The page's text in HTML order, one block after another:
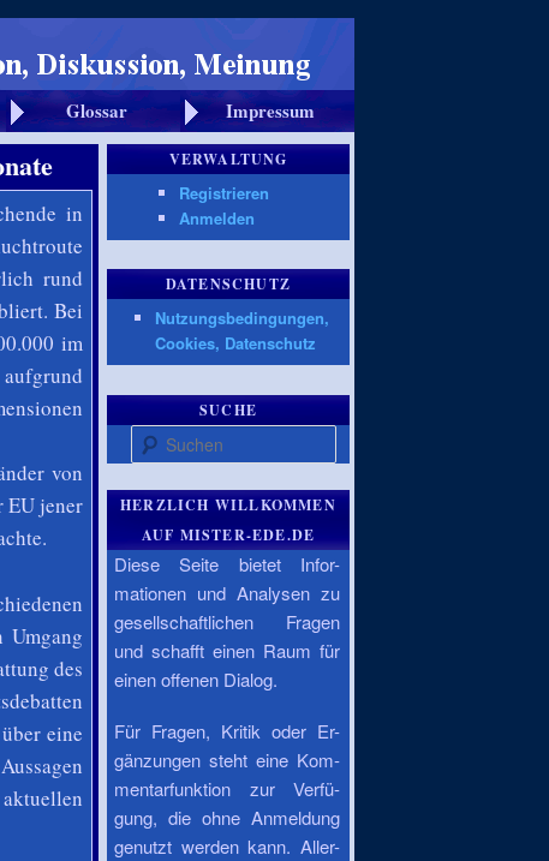
Glossar
Impressum
in
rund
Bei
im
von
EU jener
Umgang
des
eine
VERWALTUNG
Registrieren
Anmelden
DATENSCHUTZ
Nutzungsbedingungen,
Cookies, Datenschutz
SUCHE
Suchen
HERZLICH WILLKOMMEN
AUF MISTER-EDE.DE
Diese Seite bietet Infor-
mationen und Analysen zu
gesellschaftlichen Fragen
und schafft einen Raum für
einen offenen Dialog.
Für Fragen, Kritik oder Er-
gänzungen steht eine Kom-
mentarfunktion zur Verfü-
gung, die ohne Anmeldung
genutzt werden kann. Aller-